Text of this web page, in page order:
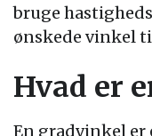
bruge
ønskede vinkel
Hvad er
En gradvinkel